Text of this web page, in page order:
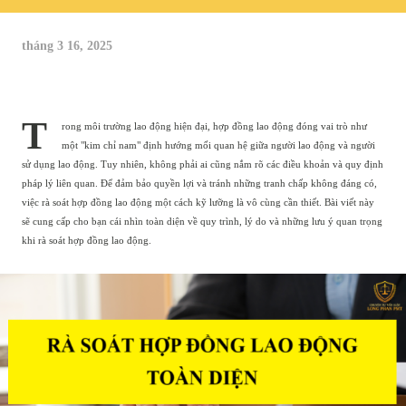
tháng 3 16, 2025
T
rong môi trường lao động hiện đại, hợp đồng lao động đóng vai trò như
một "kim chỉ nam" định hướng mối quan hệ giữa người lao động và người
sử dụng lao động. Tuy nhiên, không phải ai cũng nắm rõ các điều khoản và quy định
pháp lý liên quan. Để đảm bảo quyền lợi và tránh những tranh chấp không đáng có,
việc rà soát hợp đồng lao động một cách kỹ lưỡng là vô cùng cần thiết. Bài viết này
sẽ cung cấp cho bạn cái nhìn toàn diện về quy trình, lý do và những lưu ý quan trọng
khi rà soát hợp đồng lao động.